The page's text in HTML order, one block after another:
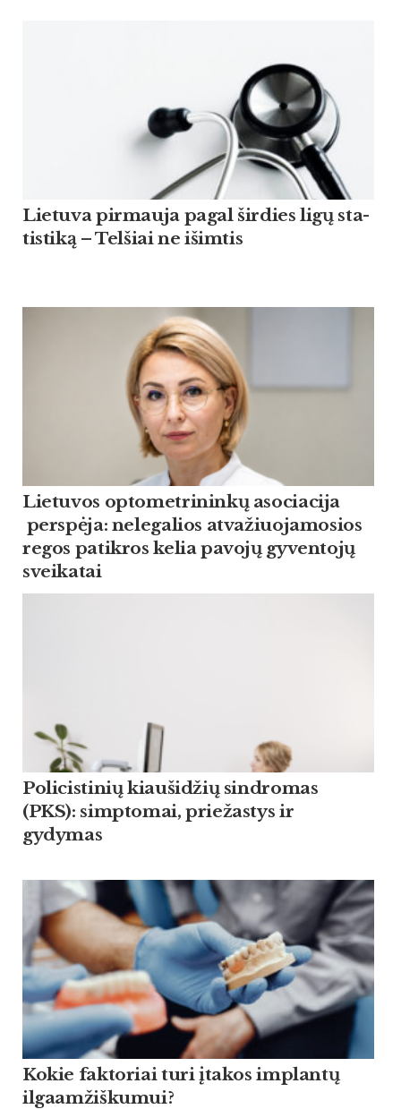
Lie­tu­va pir­mau­ja pagal šir­dies ligų sta­
tis­ti­ką – Tel­šiai ne išim­tis
Lietuvos optometrininkų asociacija
perspėja: nelegalios atvažiuojamosios
regos patikros kelia pavojų gyventojų
sveikatai
Policistinių kiaušidžių sindromas
(PKS): simptomai, priežastys ir
gydymas
Kokie faktoriai turi įtakos implantų
ilgaamžiškumui?